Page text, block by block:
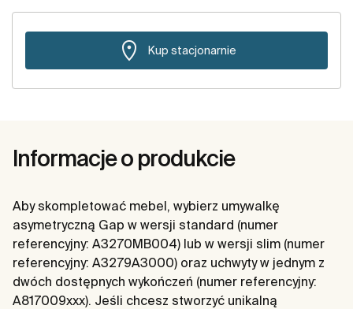
Kup stacjonarnie
Informacje o produkcie
Aby skompletować mebel, wybierz umywalkę
asymetryczną Gap w wersji standard (numer
referencyjny: A3270MB004) lub w wersji slim (numer
referencyjny: A3279A3000) oraz uchwyty w jednym z
dwóch dostępnych wykończeń (numer referencyjny:
A817009xxx). Jeśli chcesz stworzyć unikalną